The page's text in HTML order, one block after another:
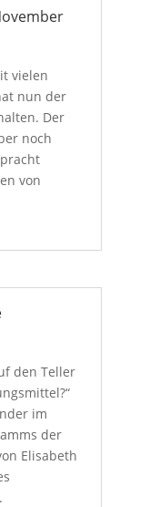
vielen
nun der
Der
noch
von
den Teller
im
der
Elisabeth